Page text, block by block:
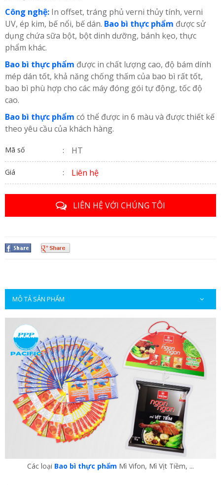
Công nghệ: In offset, tráng phủ verni thủy tính, verni
UV, ép kim, bế nổi, bế dán. Bao bì thực phẩm được sử
dụng chứa sữa bột, bột dinh dưỡng, bánh kẹo, thực
phẩm khác.
Bao bì thực phẩm được in chất lượng cao, độ bám dính
mép dán tốt, khả năng chống thấm của bao bì rất tốt,
bao bì phù hợp cho các máy đóng gói tự động, tốc độ
cao.
Bao bì thực phẩm có thể được in 6 màu và được thiết kế
theo yêu cầu của khách hàng.
Mã số HT
Giá Liên hệ
LIÊN HỆ VỚI CHÚNG TÔI
MÔ TẢ SẢN PHẨM
Các loại Bao bì thực phẩm Mì Vifon, Mì Vịt Tiềm, ...